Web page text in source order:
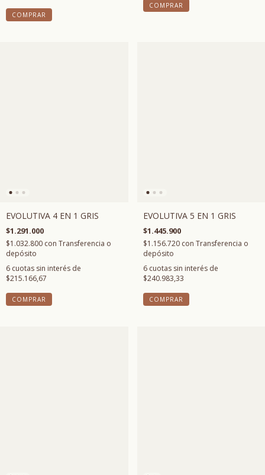
COMPRAR
COMPRAR
EVOLUTIVA 4 EN 1 GRIS
$1.291.000
$1.032.800 con Transferencia o
depósito
6 cuotas sin interés de
$215.166,67
COMPRAR
EVOLUTIVA 5 EN 1 GRIS
$1.445.900
$1.156.720 con Transferencia o
depósito
6 cuotas sin interés de
$240.983,33
COMPRAR